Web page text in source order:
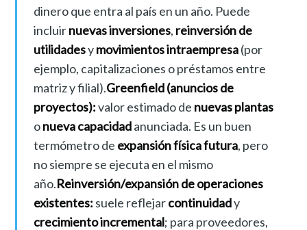
dinero que entra al país en un año. Puede
incluirnuevas inversiones, reinversión de
utilidadesymovimientos intraempresa(por
ejemplo, capitalizaciones o préstamos entre
matriz y filial).Greenfield (anuncios de
proyectos):valor estimado de nuevas plantas
onueva capacidadanunciada. Es un buen
termómetro de expansión física futura, pero
no siempre se ejecuta en el mismo
año.Reinversión/expansión de operaciones
existentes: suele reflejarcontinuidady
crecimiento incremental; para proveedores,